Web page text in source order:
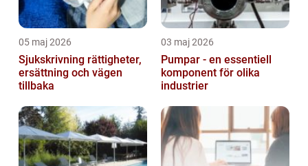
05 maj 2026
Sjukskrivning rättigheter,
ersättning och vägen
tillbaka
03 maj 2026
Pumpar - en essentiell
komponent för olika
industrier